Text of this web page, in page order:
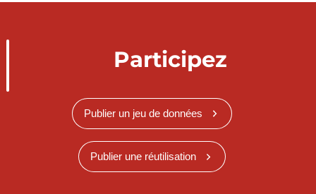
Participez
Publier un jeu de données
Publier une réutilisation